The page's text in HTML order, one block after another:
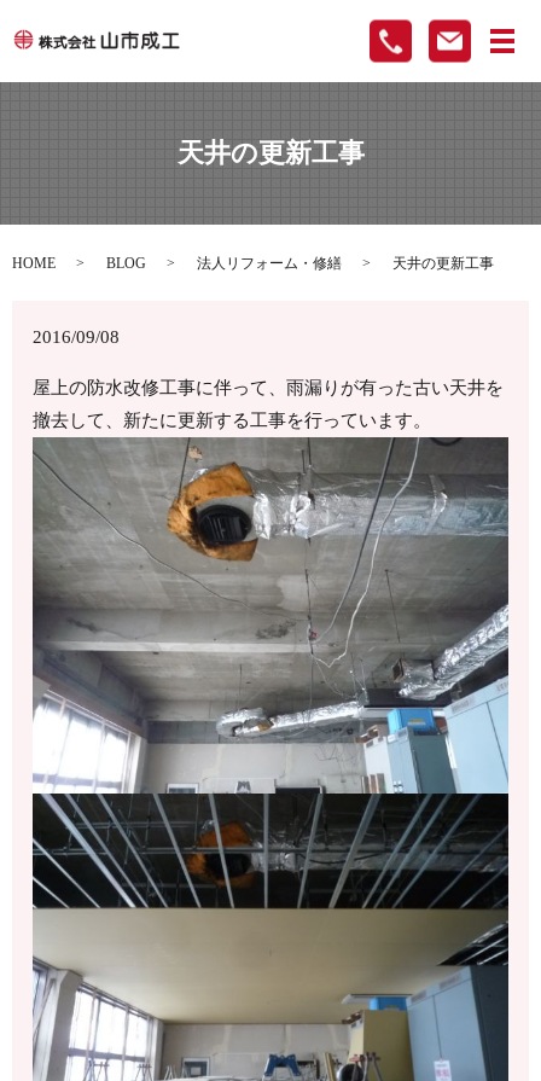
メ
天井の更新工事
HOME BLOG 法人リフォーム・修繕 天井の更新工事
2016/09/08
屋上の防水改修工事に伴って、雨漏りが有った古い天井を
撤去して、新たに更新する工事を行っています。